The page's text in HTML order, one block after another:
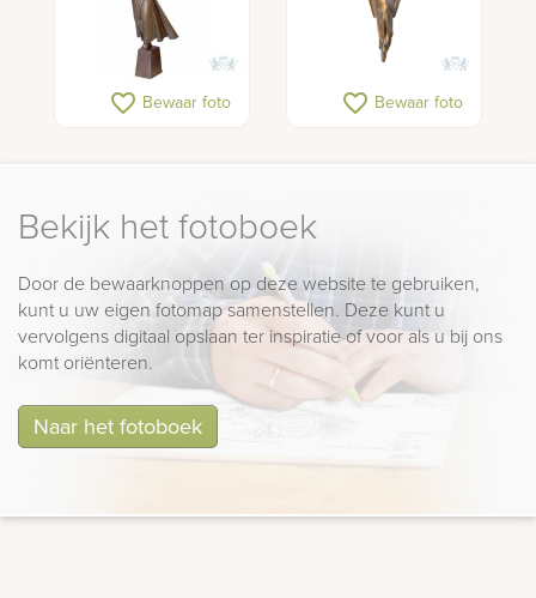
favorite_border Bewaar foto favorite_border Bewaar foto
Bekijk het fotoboek
Door de bewaarknoppen op deze website te gebruiken,
kunt u uw eigen fotomap samenstellen. Deze kunt u
vervolgens digitaal opslaan ter inspiratie of voor als u bij ons
komt oriënteren.
Naar het fotoboek